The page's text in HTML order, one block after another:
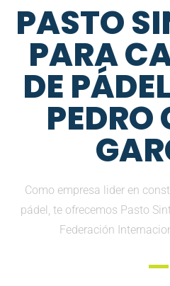
PASTO
PARA
DE
PEDRO
Como empresa lider en
pádel, te ofrecemos Pasto
Federación